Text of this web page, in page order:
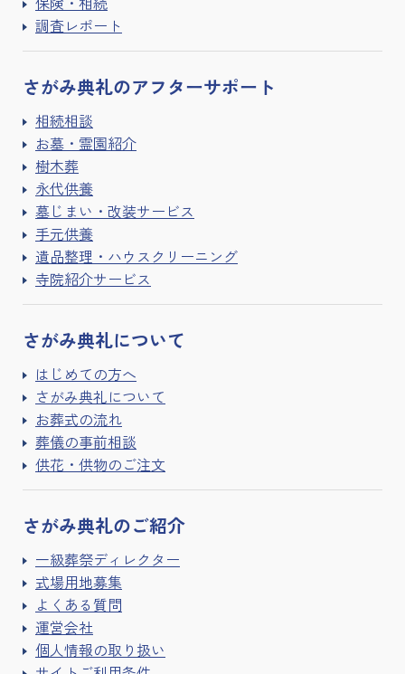
調査レポート
さがみ典礼のアフターサポート
相続相談
お墓・霊園紹介
樹木葬
永代供養
墓じまい・改装サービス
手元供養
遺品整理・ハウスクリーニング
寺院紹介サービス
さがみ典礼について
はじめての方へ
さがみ典礼について
お葬式の流れ
葬儀の事前相談
供花・供物のご注文
さがみ典礼のご紹介
一級葬祭ディレクター
式場用地募集
よくある質問
運営会社
個人情報の取り扱い